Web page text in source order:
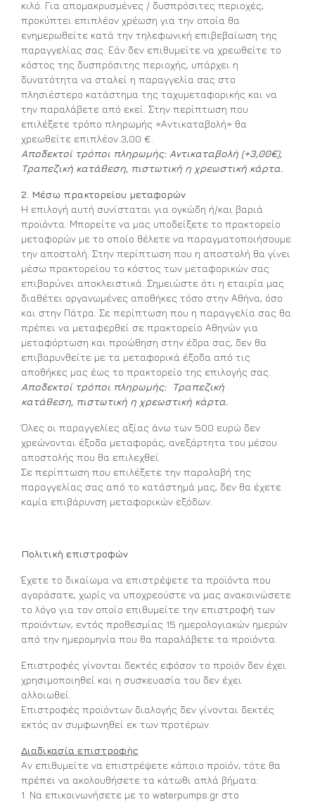
κιλό. Για απομακρυσμένες / δυσπρόσιτες περιοχές,
προκύπτει επιπλέον χρέωση για την οποία θα
ενημερωθείτε κατά την τηλεφωνική επιβεβαίωση της
παραγγελίας σας. Εάν δεν επιθυμείτε να χρεωθείτε το
κόστος της δυσπρόσιτης περιοχής, υπάρχει η
δυνατότητα να σταλεί η παραγγελία σας στο
πλησιέστερο κατάστημα της ταχυμεταφορικής και να
την παραλάβετε από εκεί. Στην περίπτωση που
επιλέξετε τρόπο πληρωμής «Αντικαταβολή» θα
χρεωθείτε επιπλέον 3,00 €.
Αποδεκτοί τρόποι πληρωμής: Αντικαταβολή (+3,00€),
Τραπεζική κατάθεση, πιστωτική η χρεωστική κάρτα.
2. Μέσω πρακτορείου μεταφορών
Η επιλογή αυτή συνίσταται για ογκώδη ή/και βαριά
προϊόντα. Μπορείτε να μας υποδείξετε το πρακτορείο
μεταφορών με το οποίο θέλετε να παραγματοποιήσουμε
την αποστολή. Στην περίπτωση που η αποστολή θα γίνει
μέσω πρακτορείου το κόστος των μεταφορικών σας
επιβαρύνει αποκλειστικά. Σημειώστε ότι η εταιρία μας
διαθέτει οργανωμένες αποθήκες τόσο στην Αθήνα, όσο
και στην Πάτρα. Σε περίπτωση που η παραγγελία σας θα
πρέπει να μεταφερθεί σε πρακτορείο Αθηνών για
μεταφόρτωση και προώθηση στην έδρα σας, δεν θα
επιβαρυνθείτε με τα μεταφορικά έξοδα από τις
αποθήκες μας έως το πρακτορείο της επιλογής σας.
Αποδεκτοί τρόποι πληρωμής: Τραπεζική
κατάθεση, πιστωτική η χρεωστική κάρτα.
Όλες οι παραγγελίες αξίας άνω των 500 ευρώ δεν
χρεώνονται έξοδα μεταφοράς, ανεξάρτητα του μέσου
αποστολής που θα επιλεχθεί.
Σε περίπτωση που επιλέξετε την παραλαβή της
παραγγελίας σας από το κατάστημά μας, δεν θα έχετε
καμία επιβάρυνση μεταφορικών εξόδων.
Πολιτική επιστροφών
Έχετε το δικαίωμα να επιστρέψετε τα προϊόντα που
αγοράσατε, χωρίς να υποχρεούστε να μας ανακοινώσετε
το λόγο για τον οποίο επιθυμείτε την επιστροφή των
προϊόντων, εντός προθεσμίας 15 ημερολογιακών ημερών
από την ημερομηνία που θα παραλάβετε τα προϊόντα.
Επιστροφές γίνονται δεκτές εφόσον το προϊόν δεν έχει
χρησιμοποιηθεί και η συσκευασία του δεν έχει
αλλοιωθεί.
Επιστροφές προϊόντων διαλογής δεν γίνονται δεκτές
εκτός αν συμφωνηθεί εκ των προτέρων.
Διαδικασία επιστροφής
Αν επιθυμείτε να επιστρέψετε κάποιο προϊόν, τότε θα
πρέπει να ακολουθήσετε τα κάτωθι απλά βήματα:
1. Να επικοινωνήσετε με το waterpumps.gr στο